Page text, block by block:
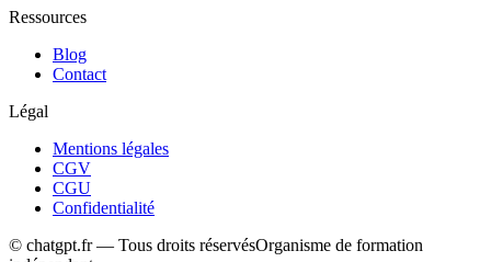
Ressources
Blog
Contact
Légal
Mentions légales
CGV
CGU
Confidentialité
© chatgpt.fr — Tous droits réservésOrganisme de formation